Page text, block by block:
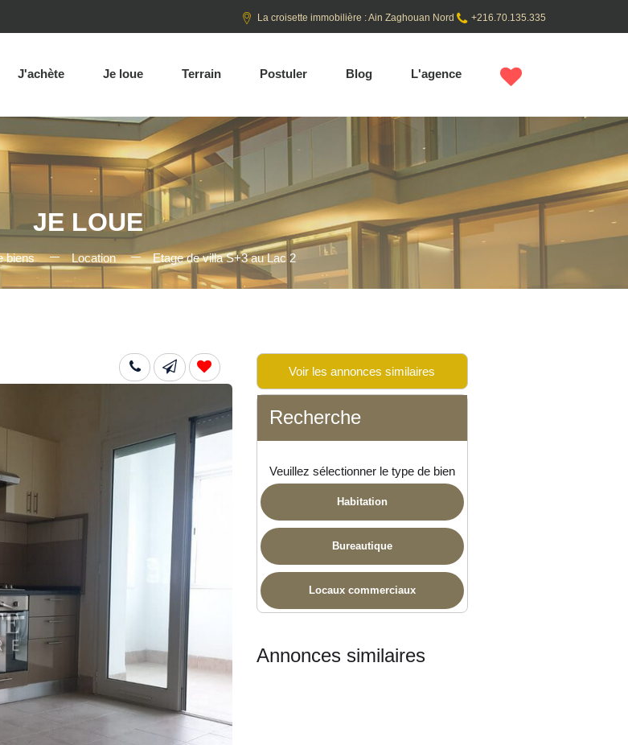
La croisette immobilière : Ain Zaghouan Nord +216.70.135.335
J'achète Je loue Terrain Postuler Blog L'agence
JE LOUE
biens Location Etage de villa S+3 au Lac 2
Disponible
Voir les annonces similaires
Recherche
Veuillez sélectionner le type de bien
Habitation
Bureautique
Locaux commerciaux
Annonces similaires